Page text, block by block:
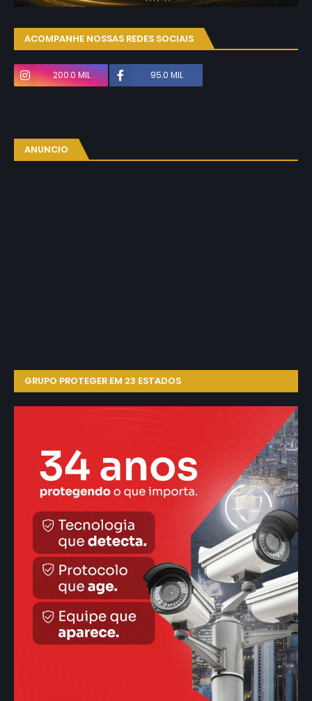
ACOMPANHE NOSSAS REDES SOCIAIS
200.0 MIL 95.0 MIL
ANUNCIO
GRUPO PROTEGER EM 23 ESTADOS